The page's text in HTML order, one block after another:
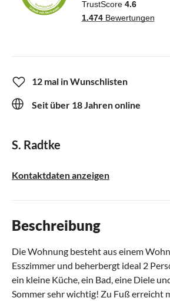
12 mal in Wunschlisten
Seit über 18 Jahren online
S. Radtke
Kontaktdaten anzeigen
Beschreibung
Die Wohnung besteht aus einem
Esszimmer und beherbergt ideal 2
ein kleine Küche, ein Bad, eine Diele
Sommer sehr wichtig! Zu Fuß erreicht